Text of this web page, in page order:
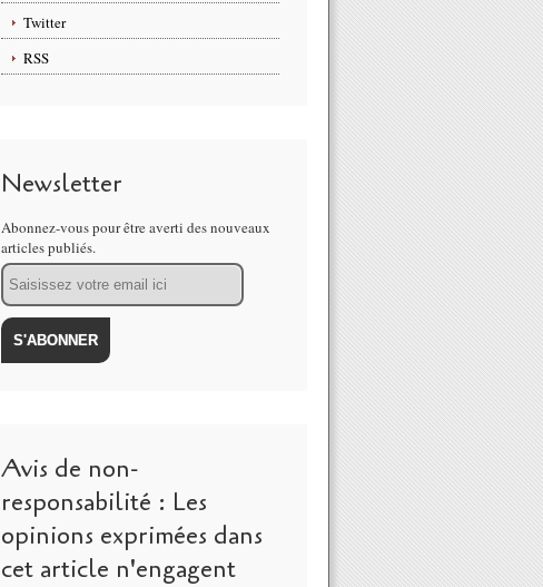
Twitter
RSS
Newsletter
Abonnez-vous pour être averti des nouveaux
articles publiés.
Email
Avis de non-
responsabilité : Les
opinions exprimées dans
cet article n'engagent